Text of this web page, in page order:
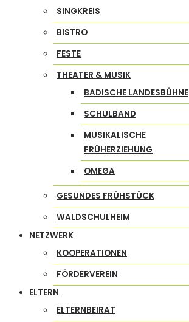
SINGKREIS
BISTRO
FESTE
THEATER & MUSIK
BADISCHE LANDESBÜHNE
SCHULBAND
MUSIKALISCHE
FRÜHERZIEHUNG
OMEGA
GESUNDES FRÜHSTÜCK
WALDSCHULHEIM
NETZWERK
KOOPERATIONEN
FÖRDERVEREIN
ELTERN
ELTERNBEIRAT